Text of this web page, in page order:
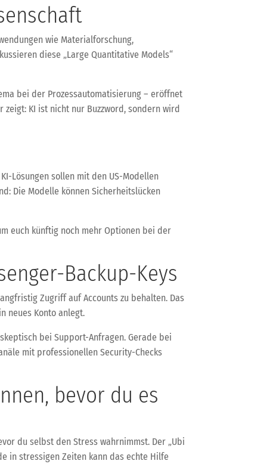
wie Materialforschung,
diese „Large Quantitative Models“
bei der Prozessautomatisierung – eröffnet
zeigt: KI ist nicht nur Buzzword, sondern wird
Lösungen sollen mit den US-Modellen
Die Modelle können Sicherheitslücken
euch künftig noch mehr Optionen bei der
Backup-Keys
Zugriff auf Accounts zu behalten. Das
neues Konto anlegt.
bei Support-Anfragen. Gerade bei
mit professionellen Security-Checks
bevor du es
du selbst den Stress wahrnimmst. Der „Ubi
in stressigen Zeiten kann das echte Hilfe